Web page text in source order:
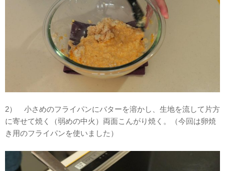
2） 小さめのフライパンにバターを溶かし、生地を流して片方
に寄せて焼く（弱めの中火）両面こんがり焼く。（今回は卵焼
き用のフライパンを使いました）